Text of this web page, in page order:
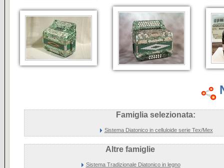
Famiglia selezionata:
Sistema Diatonico in celluloide serie Tex/Mex
Altre famiglie
Sistema Tradizionale Diatonico in legno